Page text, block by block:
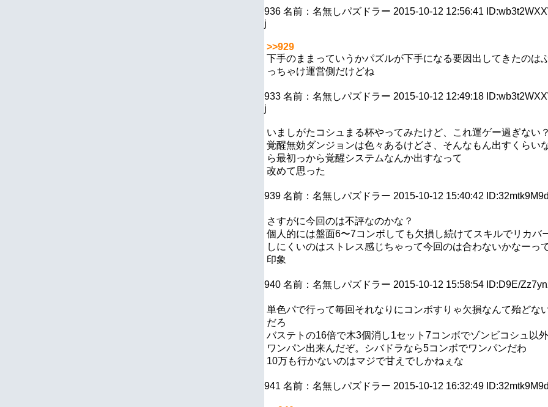
936 名前： 名無しパズドラー 2015-10-12 12:56:41
j
>>929
下手のままっていうかパズルが下手になる要因出してきたのは
っちゃけ運営側だけどね
933 名前： 名無しパズドラー 2015-10-12 12:49:18
j
いましがたコシュまる杯やってみたけど、これ運ゲー過ぎない？
覚醒無効ダンジョンは色々あるけどさ、そんなもん出すくらい
ら最初っから覚醒システムなんか出すなって
改めて思った
939 名前： 名無しパズドラー 2015-10-12 15:40:42
さすがに今回のは不評なのかな？
個人的には盤面6〜7コンボしても欠損し続けてスキルでリカバ
しにくいのはストレス感じちゃって今回のは合わないかなーっ
印象
940 名前： 名無しパズドラー 2015-10-12 15:58:54 ID:D9E/
単色パで行って毎回それなりにコンボすりゃ欠損なんて殆どな
だろ
バステトの16倍で木3個消し1セット7コンボでゾンビコシュ以外
ワンパン出来んだぞ。シバドラなら5コンボでワンパンだわ
10万も行かないのはマジで甘えでしかねぇな
941 名前： 名無しパズドラー 2015-10-12 16:32:49